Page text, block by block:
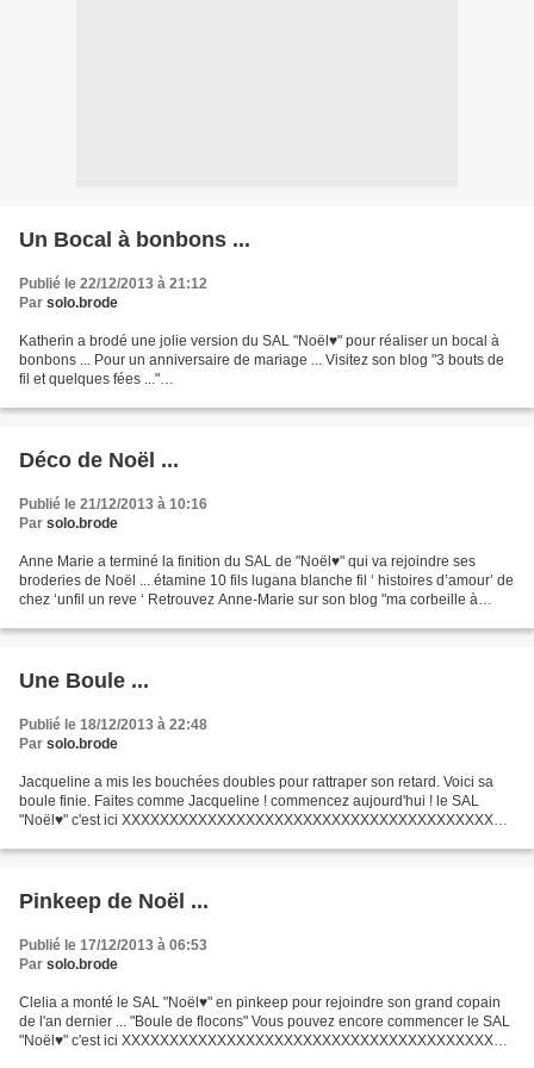
Un Bocal à bonbons ...
Publié le 22/12/2013 à 21:12
Par solo.brode
Katherin a brodé une jolie version du SAL "Noël♥" pour réaliser un bocal à
bonbons ... Pour un anniversaire de mariage ... Visitez son blog "3 bouts de
fil et quelques fées ..."
grilles téléchargeables...
Déco de Noël ...
Publié le 21/12/2013 à 10:16
Par solo.brode
Anne Marie a terminé la finition du SAL de "Noël♥" qui va rejoindre ses
broderies de Noël ... étamine 10 fils lugana blanche fil ‘ histoires d’amour’ de
chez ‘unfil un reve ‘ Retrouvez Anne-Marie sur son blog "ma corbeille à
Une Boule ...
Publié le 18/12/2013 à 22:48
Par solo.brode
Jacqueline a mis les bouchées doubles pour rattraper son retard. Voici sa
boule finie. Faites comme Jacqueline ! commencez aujourd'hui ! le SAL
"Noël♥" c'est ici XXXXXXXXXXXXXXXXXXXXXXXXXXXXXXXXXXXXXXXX
Pinkeep de Noël ...
Publié le 17/12/2013 à 06:53
Par solo.brode
Clelia a monté le SAL "Noël♥" en pinkeep pour rejoindre son grand copain
de l'an dernier ... "Boule de flocons" Vous pouvez encore commencer le SAL
"Noël♥" c'est ici XXXXXXXXXXXXXXXXXXXXXXXXXXXXXXXXXXXXXXXX